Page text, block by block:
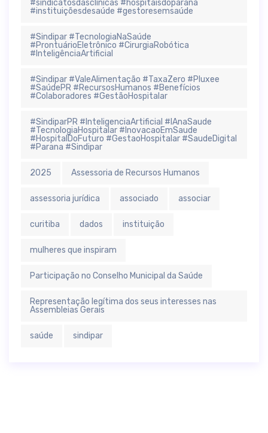
#sindicatosdasclínicas #hospitaisdoparaná
#instituiçõesdesaúde #gestoresemsaúde
#Sindipar #TecnologiaNaSaúde
#ProntuárioEletrônico #CirurgiaRobótica
#InteligênciaArtificial
#Sindipar #ValeAlimentação #TaxaZero #Pluxee
#SaúdePR #RecursosHumanos #Benefícios
#Colaboradores #GestãoHospitalar
#SindiparPR #InteligenciaArtificial #IAnaSaude
#TecnologiaHospitalar #InovacaoEmSaude
#HospitalDoFuturo #GestaoHospitalar #SaudeDigital
#Parana #Sindipar
2025 Assessoria de Recursos Humanos
assessoria jurídica associado associar
curitiba dados instituição
mulheres que inspiram
Participação no Conselho Municipal da Saúde
Representação legítima dos seus interesses nas
Assembleias Gerais
saúde sindipar